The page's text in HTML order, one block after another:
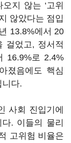
지 않는 ‘고위
않았다는 점입
13.8%에서 20
걸었고, 정서적
16.9%로 2.4%
졌음에도 핵심
니다.
사회 진입기에
. 이들의 물리
고위험 비율은